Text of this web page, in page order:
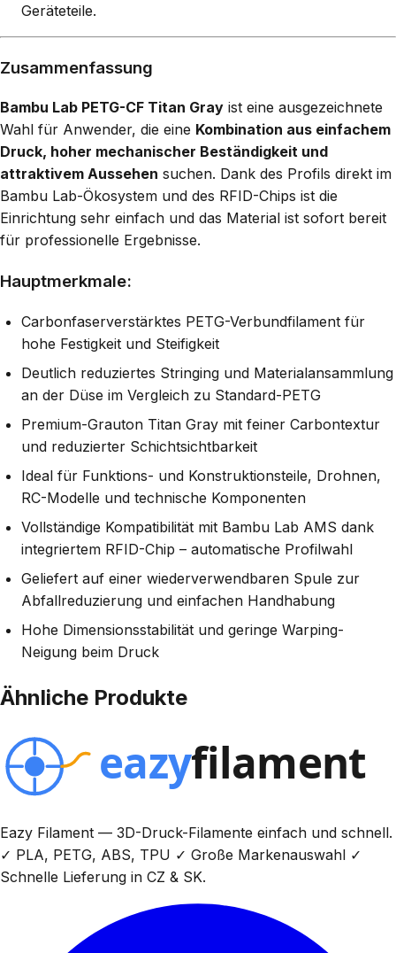
Geräteteile.
Zusammenfassung
Bambu Lab PETG-CF Titan Gray ist eine ausgezeichnete
Wahl für Anwender, die eine Kombination aus einfachem
Druck, hoher mechanischer Beständigkeit und
attraktivem Aussehen suchen. Dank des Profils direkt im
Bambu Lab-Ökosystem und des RFID-Chips ist die
Einrichtung sehr einfach und das Material ist sofort bereit
für professionelle Ergebnisse.
Hauptmerkmale:
Carbonfaserverstärktes PETG-Verbundfilament für
hohe Festigkeit und Steifigkeit
Deutlich reduziertes Stringing und Materialansammlung
an der Düse im Vergleich zu Standard-PETG
Premium-Grauton Titan Gray mit feiner Carbontextur
und reduzierter Schichtsichtbarkeit
Ideal für Funktions- und Konstruktionsteile, Drohnen,
RC-Modelle und technische Komponenten
Vollständige Kompatibilität mit Bambu Lab AMS dank
integriertem RFID-Chip – automatische Profilwahl
Geliefert auf einer wiederverwendbaren Spule zur
Abfallreduzierung und einfachen Handhabung
Hohe Dimensionsstabilität und geringe Warping-
Neigung beim Druck
Ähnliche Produkte
Eazy Filament — 3D-Druck-Filamente einfach und schnell.
✓ PLA, PETG, ABS, TPU ✓ Große Markenauswahl ✓
Schnelle Lieferung in CZ & SK.